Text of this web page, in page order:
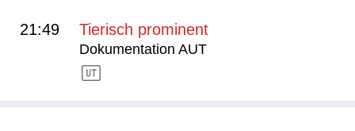
21:49 Tierisch prominent
Dokumentation AUT